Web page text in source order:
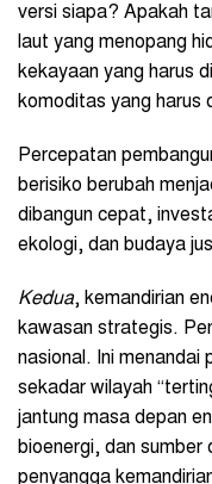
versi siapa? Apakah
laut yang menopang
kekayaan yang harus
komoditas yang harus
Percepatan
berisiko berubah
dibangun cepat,
ekologi, dan budaya
Kedua, kemandirian
kawasan strategis.
nasional. Ini menandai
sekadar wilayah
jantung masa depan
bioenergi, dan sumber
penyangga